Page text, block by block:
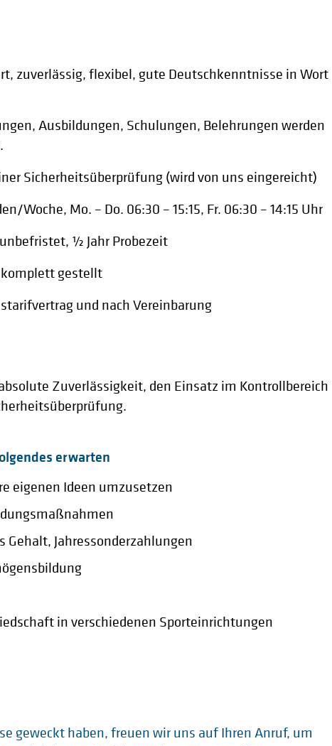
zuverlässig, flexibel, gute Deutschkenntnisse in Wort
Ausbildungen, Schulungen, Belehrungen werden
Sicherheitsüberprüfung (wird von uns eingereicht)
Woche, Mo. – Do. 06:30 – 15:15, Fr. 06:30 – 14:15 Uhr
½ Jahr Probezeit
gestellt
und nach Vereinbarung
Zuverlässigkeit, den Einsatz im Kontrollbereich
erwarten
eigenen Ideen umzusetzen
Gehalt, Jahressonderzahlungen
in verschiedenen Sporteinrichtungen
geweckt haben, freuen wir uns auf Ihren Anruf, um